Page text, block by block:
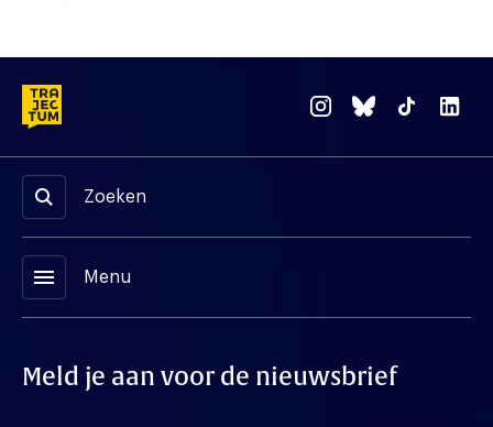
Zoeken
menu Menu
Meld je aan voor de nieuwsbrief